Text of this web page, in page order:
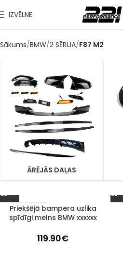
IZVĒLNE
Sākums BMW 2 SĒRIJA F87 M2
ĀRĒJĀS DAĻAS
1–3 d. d.
Priekšējā bampera uzlika
spīdīgi melns BMW xxxxxx
119.90€